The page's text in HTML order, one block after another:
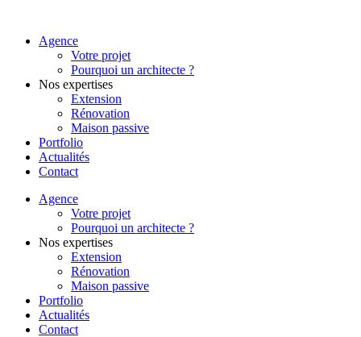
Agence
Votre projet
Pourquoi un architecte ?
Nos expertises
Extension
Rénovation
Maison passive
Portfolio
Actualités
Contact
Agence
Votre projet
Pourquoi un architecte ?
Nos expertises
Extension
Rénovation
Maison passive
Portfolio
Actualités
Contact